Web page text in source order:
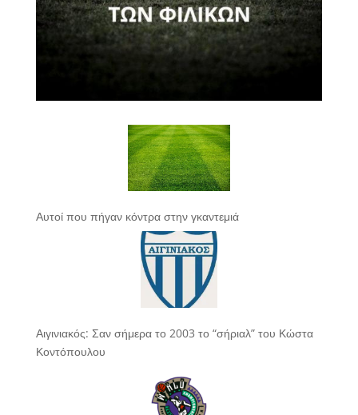
Αυτοί που πήγαν κόντρα στην γκαντεμιά
Αιγινιακός: Σαν σήμερα το 2003 το “σήριαλ” του Κώστα
Κοντόπουλου